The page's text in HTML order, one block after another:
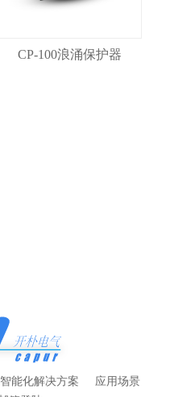
CP-100浪涌保护器
智能化解决方案
应用场景